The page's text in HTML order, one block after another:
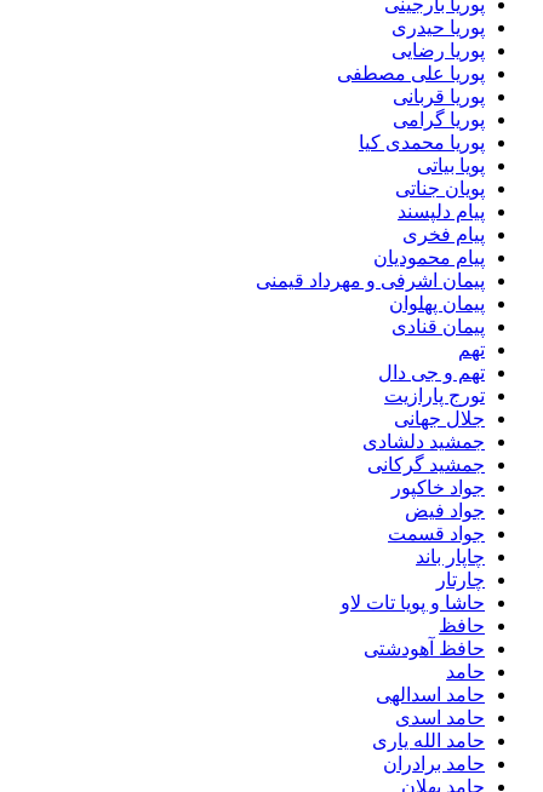
پوریا حیدری
پوریا رضایی
پوریا علی مصطفی
پوریا قربانی
پوریا گرامی
پوریا محمدی کیا
پویا بیاتی
پویان جناتی
پیام دلپسند
پیام فخری
پیام محمودیان
پیمان اشرفی و مهرداد قیمنی
پیمان پهلوان
پیمان قنادی
تهم
تهم و جی دال
تورج پارازیت
جلال جهانی
جمشید دلشادی
جمشید گرکانی
جواد خاکپور
جواد فیض
جواد قسمت
چاپار باند
چارتار
حاشا و پویا تات لاو
حافظ
حافظ آهودشتی
حامد
حامد اسدالهی
حامد اسدی
حامد الله یاری
حامد برادران
حامد پهلان